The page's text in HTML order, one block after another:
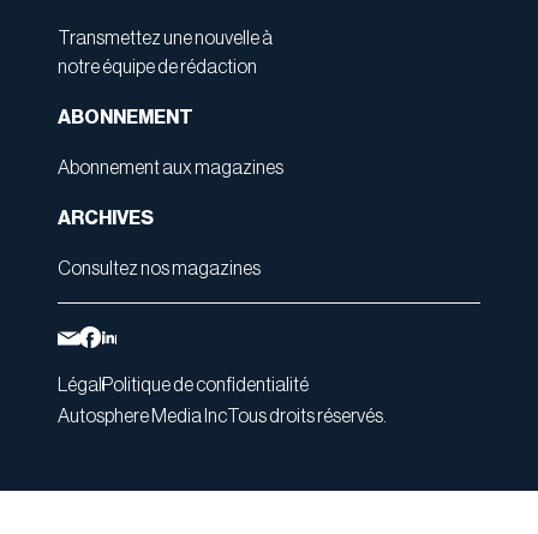
Transmettez une nouvelle à
notre équipe de rédaction
ABONNEMENT
Abonnement aux magazines
ARCHIVES
Consultez nos magazines
Légal Politique de confidentialité
Autosphere Media Inc Tous droits réservés.